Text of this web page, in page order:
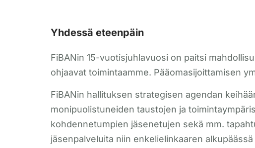
Yhdessä eteenpäin
FiBANin 15-vuotisjuhlavuosi on paitsi
ohjaavat toimintaamme. Pääomasijoittamisen
FiBANin hallituksen strategisen agendan
monipuolistuneiden taustojen ja
kohdennetumpien jäsenetujen sekä mm.
jäsenpalveluita niin enkelielinkaaren